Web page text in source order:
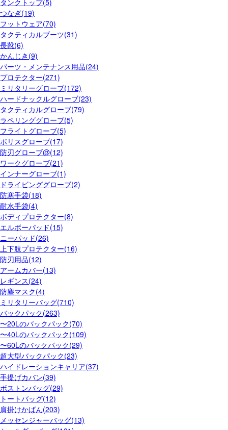
つなぎ(19)
フットウェア(70)
タクティカルブーツ(31)
長靴(6)
かんじき(9)
パーツ・メンテナンス用品(24)
プロテクター(271)
ミリタリーグローブ(172)
ハードナックルグローブ(23)
タクティカルグローブ(79)
ラペリンググローブ(5)
フライトグローブ(5)
ポリスグローブ(17)
防刃グローブ@(12)
ワークグローブ(21)
インナーグローブ(1)
ドライビンググローブ(2)
防寒手袋(18)
耐水手袋(4)
ボディプロテクター(8)
エルボーパッド(15)
ニーパッド(26)
上下肢プロテクター(16)
防刃用品(12)
アームカバー(13)
レギンス(24)
防塵マスク(4)
ミリタリーバッグ(710)
バックパック(263)
〜20Lのバックパック(70)
〜40Lのバックパック(109)
〜60Lのバックパック(29)
超大型バックパック(23)
ハイドレーションキャリア(37)
手提げカバン(39)
ボストンバッグ(29)
トートバッグ(12)
肩掛けかばん(203)
メッセンジャーバッグ(13)